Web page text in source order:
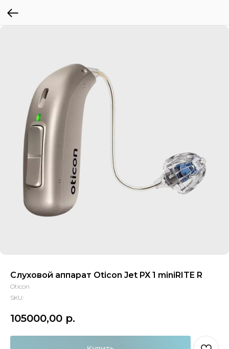
Слуховой аппарат Oticon Jet PX 1 miniRITE R
Oticon
SKU:
105000,00 р.